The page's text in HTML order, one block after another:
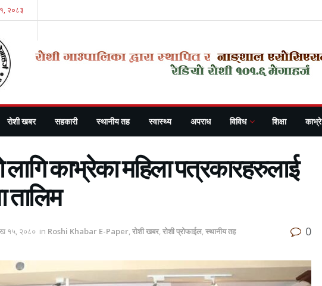
२०८३
रोशी खबर सहकारी स्थानीय तह स्वास्थ्य अपराध विविध शिक्षा
लागि काभ्रेका महिला पत्रकारहरुलाई
तालिम
१५, २०८० in Roshi Khabar E-Paper,रोशी खबर,रोशी प्रोफाईल,स्थानीय तह 0